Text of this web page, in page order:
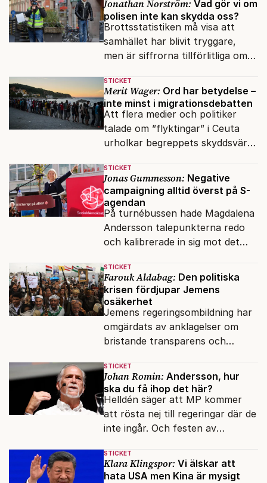
Jonathan Norström: Vad gör vi om
polisen inte kan skydda oss?
Brottsstatistiken må visa att
samhället har blivit tryggare,
men är siffrorna tillförlitliga om
anmäla brott?
STICKET
Merit Wager: Ord har betydelse –
inte minst i migrationsdebatten
Att flera medier och politiker
talade om ”flyktingar” i Ceuta
urholkar begreppets skyddsvärde
och förföljelse.
STICKET
Jonas Gummesson: Negative
campaigning alltid överst på S-
agendan
På turnébussen hade Magdalena
Andersson talepunkterna redo
och kalibrerade in sig mot det
robot.
STICKET
Farouk Aldabag: Den politiska
krisen fördjupar Jemens
osäkerhet
Jemens regeringsombildning har
omgärdats av anklagelser om
bristande transparens och
internationella biståndsmedel.
STICKET
Johan Romin: Andersson, hur
ska du få ihop det här?
Helldén säger att MP kommer
att rösta nej till regeringar där de
inte ingår. Och festen av
betalas med lån.
STICKET
Klara Klingspor: Vi älskar att
hata USA men Kina är mysigt